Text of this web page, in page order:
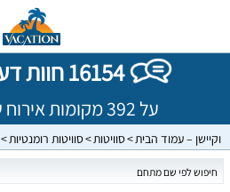
16154 חוות דעת מאומתות!
על 392 מקומות אירוח שונים בישראל
וקיישן – עמוד הבית סוויטות סוויטות רומנטיות